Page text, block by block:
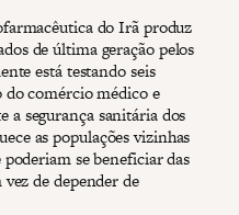
do Irã produz
de última geração pelos
está testando seis
comércio médico e
a segurança sanitária dos
as populações vizinhas
se beneficiar das
de depender de